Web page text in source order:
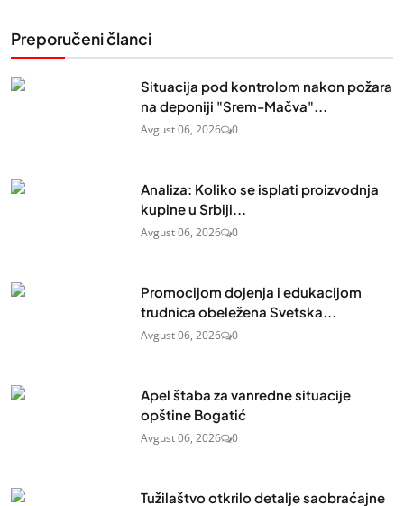
Preporučeni članci
Situacija pod kontrolom nakon požara
na deponiji "Srem-Mačva"...
Avgust 06, 2026 0
Analiza: Koliko se isplati proizvodnja
kupine u Srbiji...
Avgust 06, 2026 0
Promocijom dojenja i edukacijom
trudnica obeležena Svetska...
Avgust 06, 2026 0
Apel štaba za vanredne situacije
opštine Bogatić
Avgust 06, 2026 0
Tužilaštvo otkrilo detalje saobraćajne